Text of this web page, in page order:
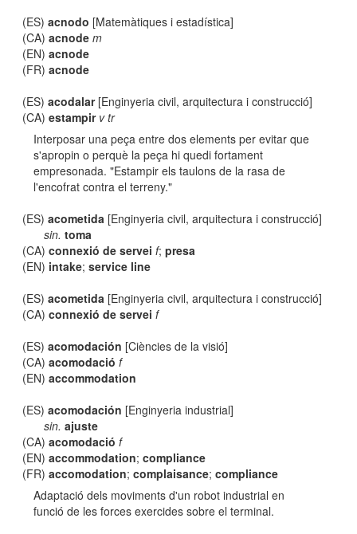
(ES)acnodo [Matemàtiques i estadística]
(CA)acnode m
(EN)acnode
(FR)acnode
(ES)acodalar[Enginyeria civil, arquitectura i construcció]
(CA)estampir v tr
Interposar una peça entre dos elements per evitar que
s'apropin o perquè la peça hi quedi fortament
empresonada. "Estampir els taulons de la rasa de
l'encofrat contra el terreny."
(ES)acometida [Enginyeria civil, arquitectura i construcció]
sin. toma
(CA)connexió de servei f;presa
(EN) intake;service line
(ES)acometida [Enginyeria civil, arquitectura i construcció]
(CA)connexió de servei f
(ES)acomodación [Ciències de la visió]
(CA)acomodació f
(EN)accommodation
(ES)acomodación [Enginyeria industrial]
sin. ajuste
(CA)acomodació f
(EN)accommodation;compliance
(FR)accomodation;complaisance;compliance
Adaptació dels moviments d'un robot industrial en
funció de les forces exercides sobre el terminal.